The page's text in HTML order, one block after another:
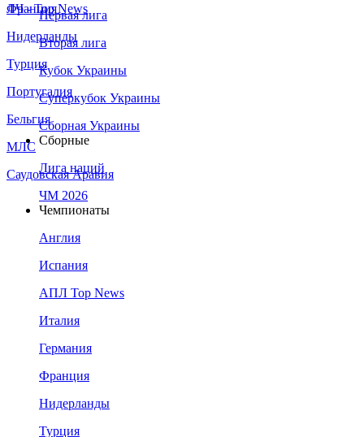
Франция
Нидерланды
Турция
Португалия
Бельгия
МЛС
Саудовская Аравия
ЛЧ - Top News
Первая лига
Вторая лига
Кубок Украины
Суперкубок Украины
Сборная Украины
Сборные
Лига наций
ЧМ 2026
Чемпионаты
Англия
Испания
АПЛ Top News
Италия
Германия
Франция
Нидерланды
Турция